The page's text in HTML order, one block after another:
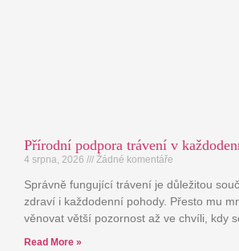
Přírodní podpora trávení v
4 srpna, 2026 Žádné komentáře
Správně fungující trávení je důležitou
zdraví i každodenní pohody. Přesto mu
věnovat větší pozornost až ve chvíli, kdy
Read More »